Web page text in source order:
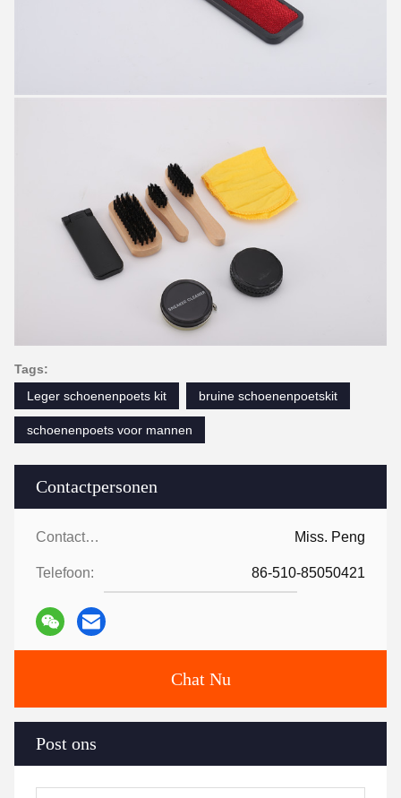
Contactpersonen
Contactpersonen: Miss. Peng
Telefoon: 86-510-85050421
Chat Nu
Post ons
Tags:
Leger schoenenpoets kit
bruine schoenenpoetskit
schoenenpoets voor mannen